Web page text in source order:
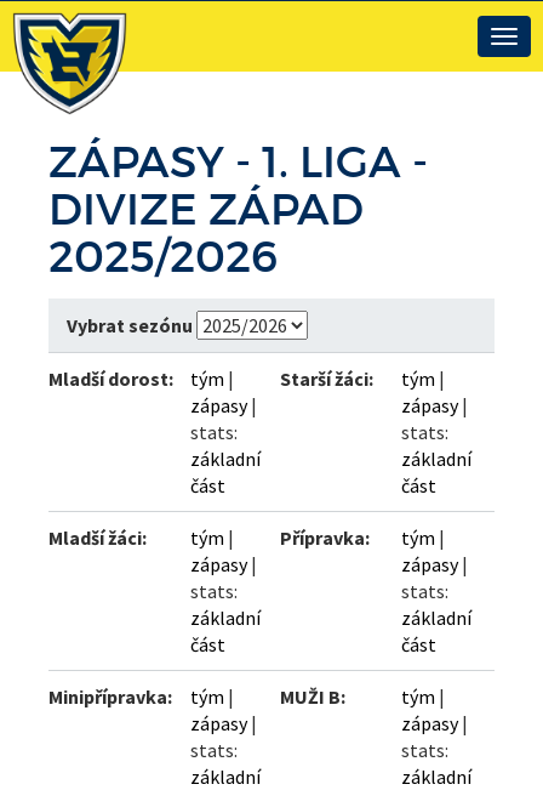
ZÁPASY - 1. LIGA -
DIVIZE ZÁPAD
2025/2026
Vybrat sezónu
Mladší dorost: tým |
zápasy|
stats:
základní
část
Starší žáci: tým |
zápasy|
stats:
základní
část
Mladší žáci: tým |
zápasy|
stats:
základní
část
Přípravka: tým |
zápasy|
stats:
základní
část
Minipřípravka: tým |
zápasy|
stats:
základní
MUŽI B: tým |
zápasy|
stats:
základní